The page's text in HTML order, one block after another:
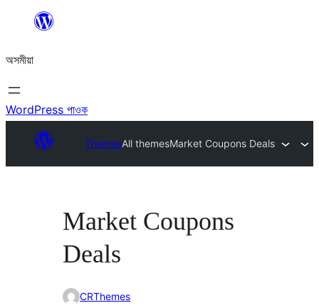
বিষয়বস্তুলৈ
যাওক
অসমীয়া
WordPress পাওক
ThemesAll themesMarket Coupons Deals
Market Coupons
Deals
CRThemes